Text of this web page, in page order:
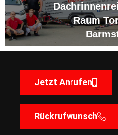
Raum
Jetzt Anrufen
Rückrufwunsch